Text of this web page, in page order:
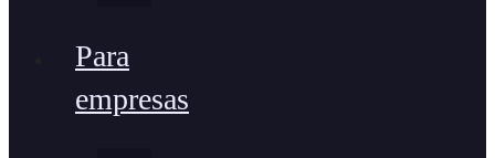
Para
empresas